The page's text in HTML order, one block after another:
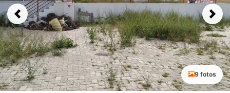
Previous Next
9 fotos